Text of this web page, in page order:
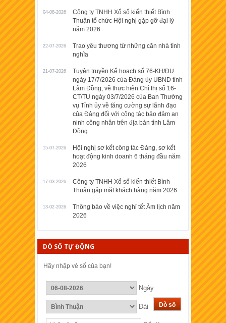
04-08-2026
Công ty TNHH Xổ số kiến thiết Bình
Thuận tổ chức Hội nghị gặp gỡ đại lý
năm 2026
22-07-2026
Trao yêu thương từ những căn nhà tình
nghĩa
21-07-2026
Tuyên truyền Kế hoạch số 76-KH/ĐU
ngày 17/7/2026 của Đảng ủy UBND tỉnh
Lâm Đồng, về thực hiện Chỉ thị số 16-
CT/TU ngày 03/7/2026 của Ban Thường
vụ Tỉnh ủy về tăng cường sự lãnh đạo
của Đảng đối với công tác bảo đảm an
ninh công nhân trên địa bàn tỉnh Lâm
Đồng.
15-07-2026
Hội nghị sơ kết công tác Đảng, sơ kết
hoạt động kinh doanh 6 tháng đầu năm
2026
17-03-2026
Công ty TNHH Xổ số kiến thiết Bình
Thuận gặp mặt khách hàng năm 2026
13-02-2026
Thông báo về việc nghỉ tết Âm lịch năm
2026
DÒ SỐ TỰ ĐỘNG
Hãy nhập vé số của bạn!
Ngày
Đài